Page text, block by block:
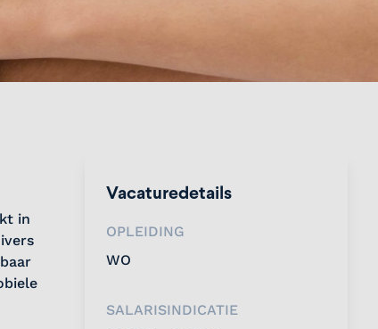
in
Vacaturedetails
OPLEIDING
WO
SALARISINDICATIE